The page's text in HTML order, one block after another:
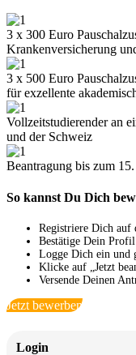
3 x 300 Euro
Krankenversicherung
3 x 500 Euro
für exzellente
Vollzeitstudierender an
und der Schweiz
Beantragung bis zum
So kannst Du Dich
Registriere Dich
Bestätige Dein
Logge Dich ein und
Klicke auf „Jetzt
Versende Deinen
Jetzt bewerben
Login